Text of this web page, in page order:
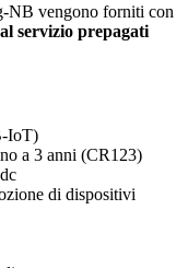
NB vengono forniti con
servizio prepagati
IoT)
a 3 anni (CR123)
di dispositivi